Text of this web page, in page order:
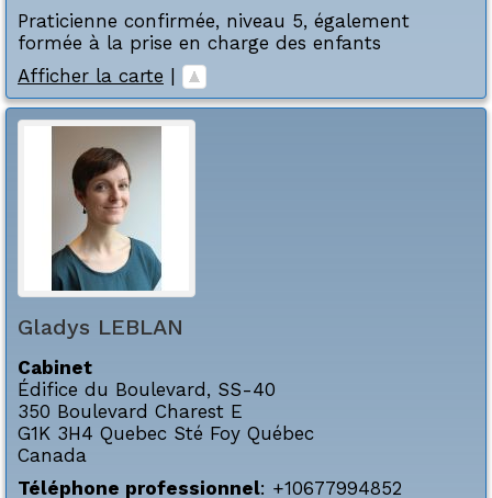
Praticienne confirmée, niveau 5, également
formée à la prise en charge des enfants
Afficher la carte |
Gladys LEBLAN
Cabinet
Édifice du Boulevard, SS-40
350 Boulevard Charest E
G1K 3H4 Quebec Sté Foy Québec
Canada
Téléphone professionnel: +10677994852